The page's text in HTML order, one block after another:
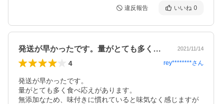
違反報告 いいね 0
発送が早かったです。量がとても多く食べ… 2021/11/14
4 rey********さん
発送が早かったです。
量がとても多く食べ応えがあります。
無添加なため、味付きに慣れていると味気なく感じますが